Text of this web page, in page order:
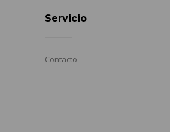
Servicio
Contacto